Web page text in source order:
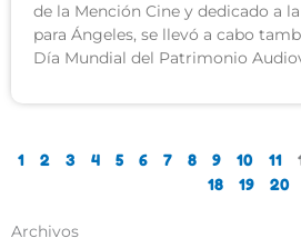
de la Mención Cine y dedicado a
para Ángeles, se llevó a cabo
Día Mundial del Patrimonio
1 2 3 4 5 6 7 8 9 10 11
18
19 20
Archivos